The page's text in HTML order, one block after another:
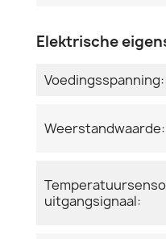
Elektrische
Voedingsspanning:
Weerstandwaarde:
uitgangsignaal: